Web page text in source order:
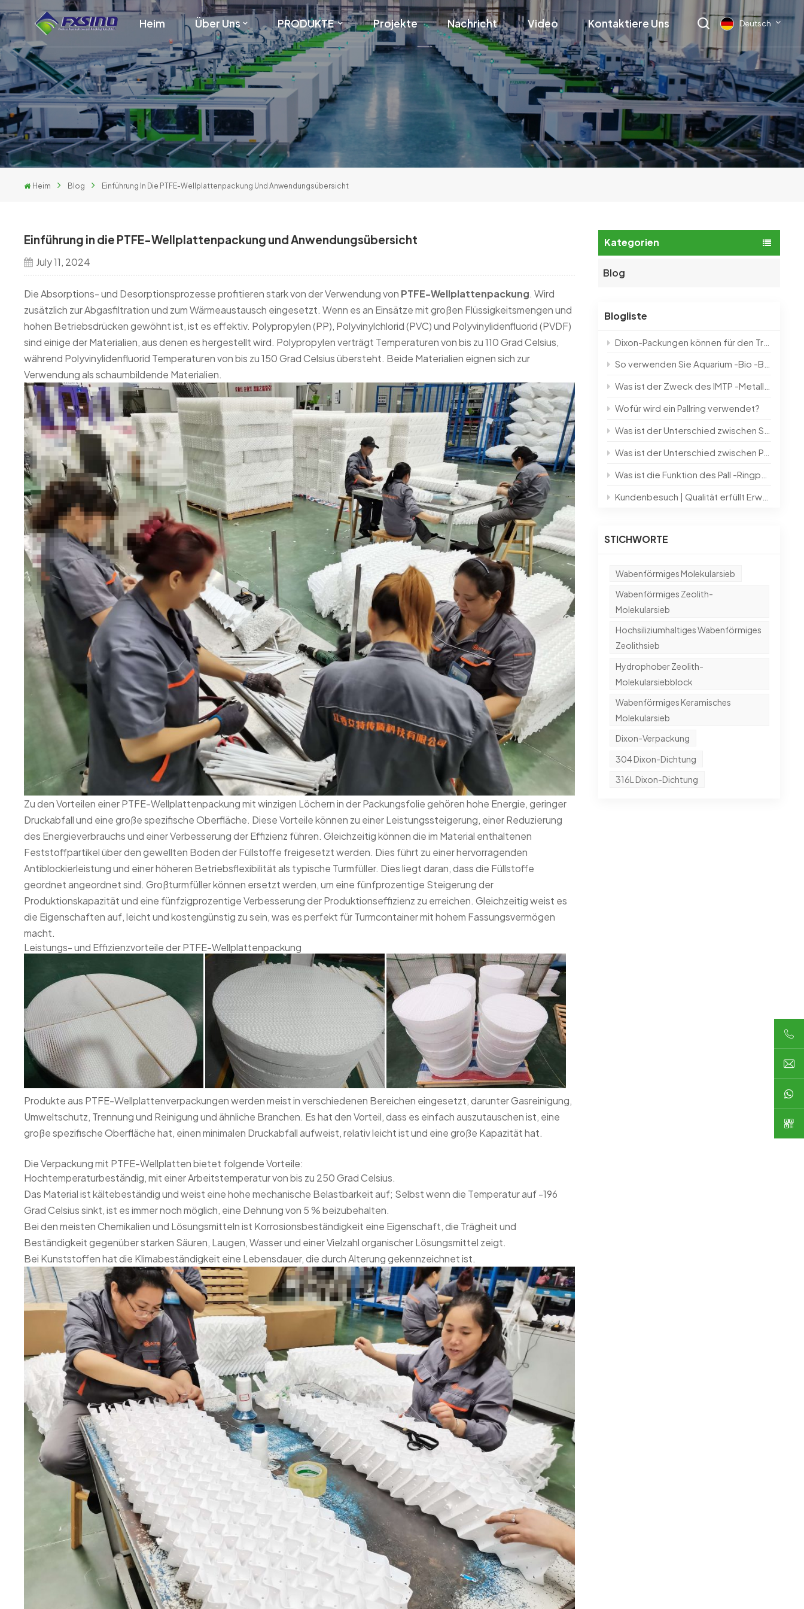
Heim Über Uns PRODUKTE Projekte Nachricht Video Kontaktiere Uns Deutsch
English
français
Deutsch
русский
Heim Blog Einführung In Die PTFE-Wellplattenpackung Und Anwendungsübersicht
Kategorien
Blog
Blogliste
Dixon-Packungen können für den Trennprozess hochreiner und kleiner Chargenprodukte im Labor verwendet werden
So verwenden Sie Aquarium -Bio -Bälle？？
Was ist der Zweck des IMTP -Metall -Sattelrings?
Wofür wird ein Pallring verwendet?
Was ist der Unterschied zwischen Stützplatte und Buckelunterstützung?
Was ist der Unterschied zwischen Pall -Ringen und Intalox -Sätteln?
Was ist die Funktion des Pall -Ringpackings?
Kundenbesuch | Qualität erfüllt Erwartungen und gestaltet die Zukunft mit Einfallsreichtum
STICHWORTE
Wabenförmiges Molekularsieb
Wabenförmiges Zeolith-
Molekularsieb
Hochsiliziumhaltiges Wabenförmiges
Zeolithsieb
Hydrophober Zeolith-
Molekularsiebblock
Wabenförmiges Keramisches
Molekularsieb
Dixon-Verpackung
304 Dixon-Dichtung
316L Dixon-Dichtung
Einführung in die PTFE-Wellplattenpackung und Anwendungsübersicht
July 11, 2024
Die Absorptions- und Desorptionsprozesse profitieren stark von der Verwendung von PTFE-Wellplattenpackung. Wird
zusätzlich zur Abgasfiltration und zum Wärmeaustausch eingesetzt. Wenn es an Einsätze mit großen Flüssigkeitsmengen und
hohen Betriebsdrücken gewöhnt ist, ist es effektiv. Polypropylen (PP), Polyvinylchlorid (PVC) und Polyvinylidenfluorid (PVDF)
sind einige der Materialien, aus denen es hergestellt wird. Polypropylen verträgt Temperaturen von bis zu 110 Grad Celsius,
während Polyvinylidenfluorid Temperaturen von bis zu 150 Grad Celsius übersteht. Beide Materialien eignen sich zur
Verwendung als schaumbildende Materialien.
Zu den Vorteilen einer PTFE-Wellplattenpackung mit winzigen Löchern in der Packungsfolie gehören hohe Energie, geringer
Druckabfall und eine große spezifische Oberfläche. Diese Vorteile können zu einer Leistungssteigerung, einer Reduzierung
des Energieverbrauchs und einer Verbesserung der Effizienz führen. Gleichzeitig können die im Material enthaltenen
Feststoffpartikel über den gewellten Boden der Füllstoffe freigesetzt werden. Dies führt zu einer hervorragenden
Antiblockierleistung und einer höheren Betriebsflexibilität als typische Turmfüller. Dies liegt daran, dass die Füllstoffe
geordnet angeordnet sind. Großturmfüller können ersetzt werden, um eine fünfprozentige Steigerung der
Produktionskapazität und eine fünfzigprozentige Verbesserung der Produktionseffizienz zu erreichen. Gleichzeitig weist es
die Eigenschaften auf, leicht und kostengünstig zu sein, was es perfekt für Turmcontainer mit hohem Fassungsvermögen
macht.
Leistungs- und Effizienzvorteile der PTFE-Wellplattenpackung
Produkte aus PTFE-Wellplattenverpackungen werden meist in verschiedenen Bereichen eingesetzt, darunter Gasreinigung,
Umweltschutz, Trennung und Reinigung und ähnliche Branchen. Es hat den Vorteil, dass es einfach auszutauschen ist, eine
große spezifische Oberfläche hat, einen minimalen Druckabfall aufweist, relativ leicht ist und eine große Kapazität hat.
Die Verpackung mit PTFE-Wellplatten bietet folgende Vorteile:
Hochtemperaturbeständig, mit einer Arbeitstemperatur von bis zu 250 Grad Celsius.
Das Material ist kältebeständig und weist eine hohe mechanische Belastbarkeit auf; Selbst wenn die Temperatur auf -196
Grad Celsius sinkt, ist es immer noch möglich, eine Dehnung von 5 % beizubehalten.
Bei den meisten Chemikalien und Lösungsmitteln ist Korrosionsbeständigkeit eine Eigenschaft, die Trägheit und
Beständigkeit gegenüber starken Säuren, Laugen, Wasser und einer Vielzahl organischer Lösungsmittel zeigt.
Bei Kunststoffen hat die Klimabeständigkeit eine Lebensdauer, die durch Alterung gekennzeichnet ist.